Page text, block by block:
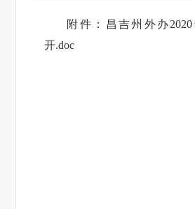
附件：
昌吉州外办
开.doc